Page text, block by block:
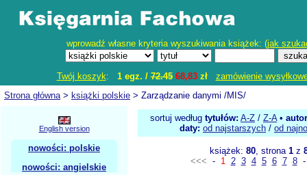
wprowadź własne kryteria wyszukiwania książek: (jak
Twój koszyk: 1 egz. /72.45 68,83zł
zamówienie
Strona główna> książki polskie > Zarządzanie danymi /MIS/
English version
nowości: polskie
nowości: angielskie
sortuj według tytułów: A-Z / Z-A•
daty: od najstarszych / od
książek: 80, strona 1z
<<< - 1 2 3 4 5 6 7 8